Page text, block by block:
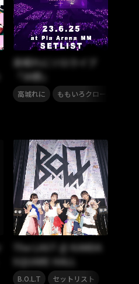
高城れにソロライブ
「30祭」
高城れに ももいろクローバーZ
The LAST @ KANDA
SQUARE HALL
B.O.L.T セットリスト